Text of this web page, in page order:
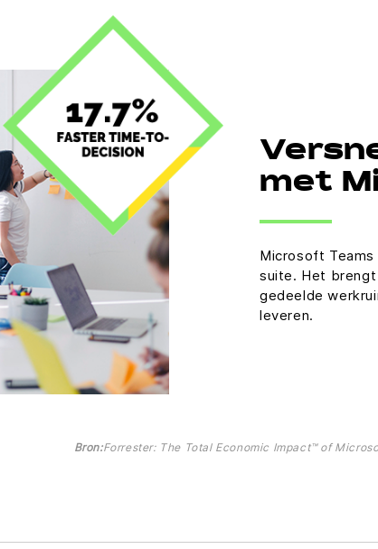
met
Microsoft
suite. Het brengt
gedeelde
leveren.
Bron:Forrester: The Total Economic Impact™ of